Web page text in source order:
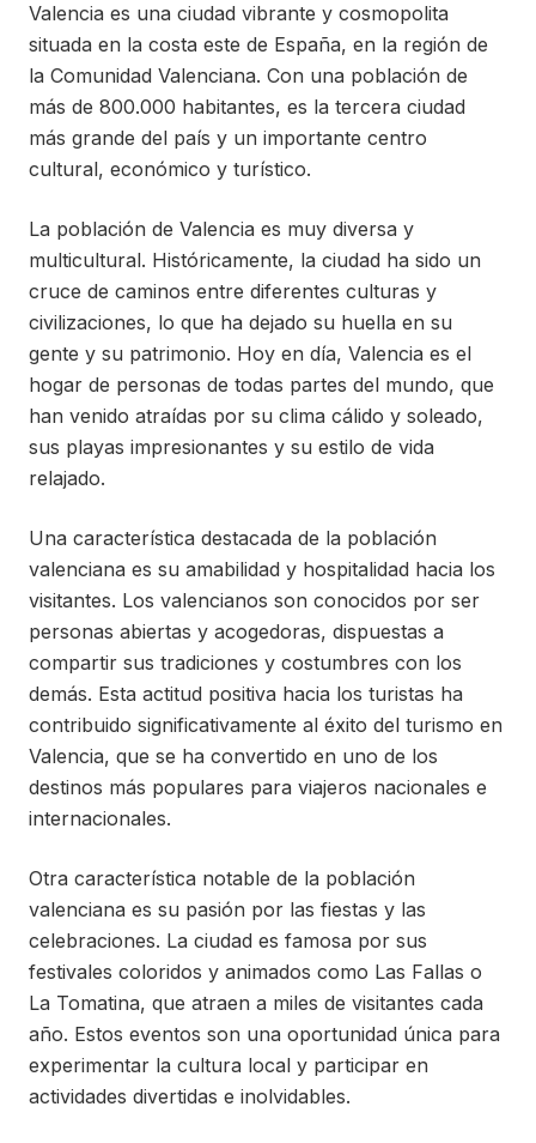
Valencia es una ciudad vibrante y cosmopolita
situada en la costa este de España, en la región de
la Comunidad Valenciana. Con una población de
más de 800.000 habitantes, es la tercera ciudad
más grande del país y un importante centro
cultural, económico y turístico.
La población de Valencia es muy diversa y
multicultural. Históricamente, la ciudad ha sido un
cruce de caminos entre diferentes culturas y
civilizaciones, lo que ha dejado su huella en su
gente y su patrimonio. Hoy en día, Valencia es el
hogar de personas de todas partes del mundo, que
han venido atraídas por su clima cálido y soleado,
sus playas impresionantes y su estilo de vida
relajado.
Una característica destacada de la población
valenciana es su amabilidad y hospitalidad hacia los
visitantes. Los valencianos son conocidos por ser
personas abiertas y acogedoras, dispuestas a
compartir sus tradiciones y costumbres con los
demás. Esta actitud positiva hacia los turistas ha
contribuido significativamente al éxito del turismo en
Valencia, que se ha convertido en uno de los
destinos más populares para viajeros nacionales e
internacionales.
Otra característica notable de la población
valenciana es su pasión por las fiestas y las
celebraciones. La ciudad es famosa por sus
festivales coloridos y animados como Las Fallas o
La Tomatina, que atraen a miles de visitantes cada
año. Estos eventos son una oportunidad única para
experimentar la cultura local y participar en
actividades divertidas e inolvidables.